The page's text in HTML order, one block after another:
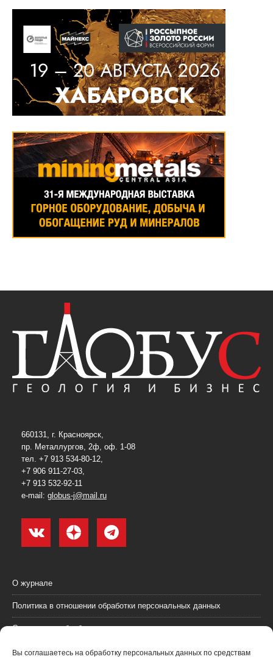
Вы соглашаетесь на обработку персональных данных по средствам
660131, г. Красноярск,
пр. Металлургов, 2ф, оф. 1-08
тел. +7 913 534-80-12,
+7 906 911-27-03,
+7 913 532-92-11
e-mail: globus-j@mail.ru
О журнале
Политика в отношении обработки персональных данных
Согласие на обработку персональных данных
Пользовательское соглашение (оферта)